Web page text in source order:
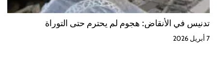
تدنيس في الأنقاض: هجوم لم يحترم حتى التوراة
7 أبريل 2026